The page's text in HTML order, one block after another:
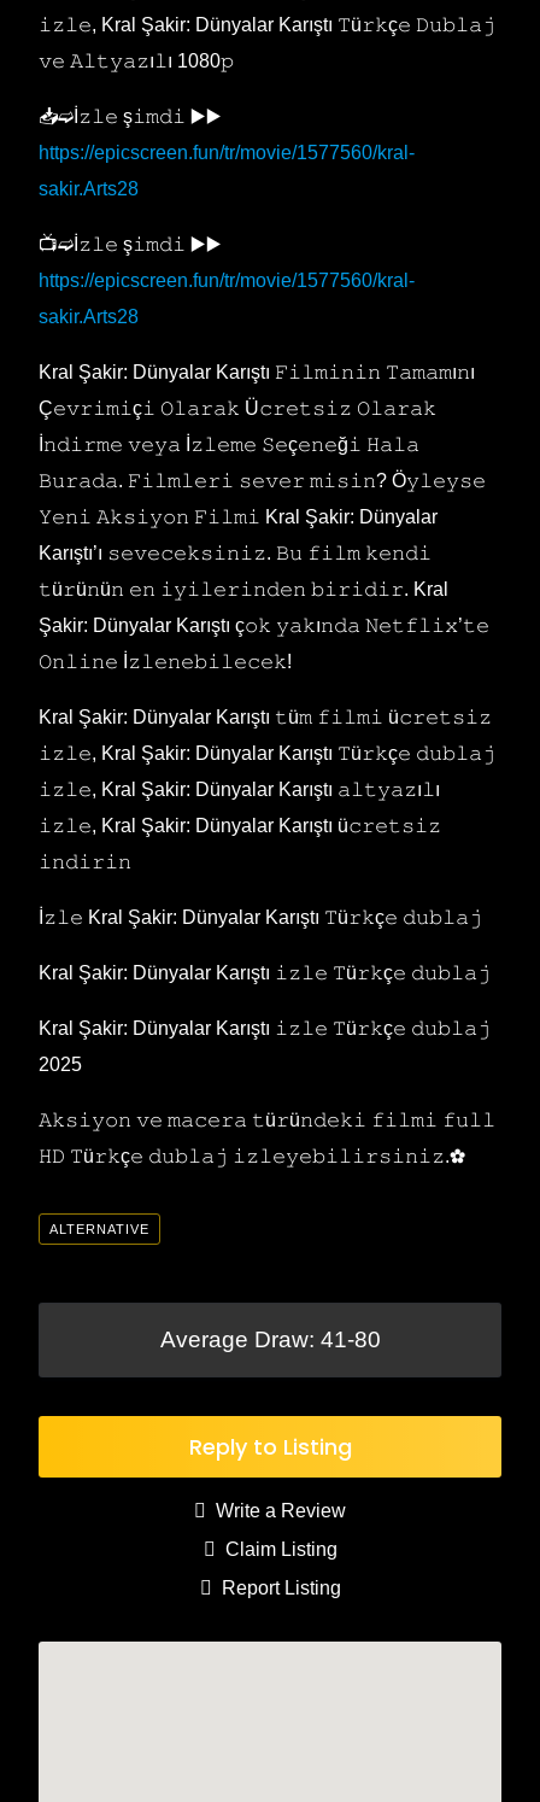
𝚒𝚣𝚕𝚎, Kral Şakir: Dünyalar Karıştı 𝚃ü𝚛𝚔ç𝚎 𝙳𝚞𝚋𝚕𝚊𝚓
𝚟𝚎 𝙰𝚕𝚝𝚢𝚊𝚣ı𝚕ı 1080𝚙
📥➫İ𝚣𝚕𝚎 ş𝚒𝚖𝚍𝚒 ▶️▶️
https://epicscreen.fun/tr/movie/1577560/kral-
sakir.Arts28
📺➫İ𝚣𝚕𝚎 ş𝚒𝚖𝚍𝚒 ▶️▶️
https://epicscreen.fun/tr/movie/1577560/kral-
sakir.Arts28
Kral Şakir: Dünyalar Karıştı 𝙵𝚒𝚕𝚖𝚒𝚗𝚒𝚗 𝚃𝚊𝚖𝚊𝚖ı𝚗ı
Ç𝚎𝚟𝚛𝚒𝚖𝚒ç𝚒 𝙾𝚕𝚊𝚛𝚊𝚔 Ü𝚌𝚛𝚎𝚝𝚜𝚒𝚣 𝙾𝚕𝚊𝚛𝚊𝚔
İ𝚗𝚍𝚒𝚛𝚖𝚎 𝚟𝚎𝚢𝚊 İ𝚣𝚕𝚎𝚖𝚎 𝚂𝚎ç𝚎𝚗𝚎ğ𝚒 𝙷𝚊𝚕𝚊
𝙱𝚞𝚛𝚊𝚍𝚊. 𝙵𝚒𝚕𝚖𝚕𝚎𝚛𝚒 𝚜𝚎𝚟𝚎𝚛 𝚖𝚒𝚜𝚒𝚗? Ö𝚢𝚕𝚎𝚢𝚜𝚎
𝚈𝚎𝚗𝚒 𝙰𝚔𝚜𝚒𝚢𝚘𝚗 𝙵𝚒𝚕𝚖𝚒 Kral Şakir: Dünyalar
Karıştı’ı 𝚜𝚎𝚟𝚎𝚌𝚎𝚔𝚜𝚒𝚗𝚒𝚣. 𝙱𝚞 𝚏𝚒𝚕𝚖 𝚔𝚎𝚗𝚍𝚒
𝚝ü𝚛ü𝚗ü𝚗 𝚎𝚗 𝚒𝚢𝚒𝚕𝚎𝚛𝚒𝚗𝚍𝚎𝚗 𝚋𝚒𝚛𝚒𝚍𝚒𝚛. Kral
Şakir: Dünyalar Karıştı ç𝚘𝚔 𝚢𝚊𝚔ı𝚗𝚍𝚊 𝙽𝚎𝚝𝚏𝚕𝚒𝚡’𝚝𝚎
𝙾𝚗𝚕𝚒𝚗𝚎 İ𝚣𝚕𝚎𝚗𝚎𝚋𝚒𝚕𝚎𝚌𝚎𝚔!
Kral Şakir: Dünyalar Karıştı 𝚝ü𝚖 𝚏𝚒𝚕𝚖𝚒 ü𝚌𝚛𝚎𝚝𝚜𝚒𝚣
𝚒𝚣𝚕𝚎, Kral Şakir: Dünyalar Karıştı 𝚃ü𝚛𝚔ç𝚎 𝚍𝚞𝚋𝚕𝚊𝚓
𝚒𝚣𝚕𝚎, Kral Şakir: Dünyalar Karıştı 𝚊𝚕𝚝𝚢𝚊𝚣ı𝚕ı
𝚒𝚣𝚕𝚎, Kral Şakir: Dünyalar Karıştı ü𝚌𝚛𝚎𝚝𝚜𝚒𝚣
𝚒𝚗𝚍𝚒𝚛𝚒𝚗
İ𝚣𝚕𝚎 Kral Şakir: Dünyalar Karıştı 𝚃ü𝚛𝚔ç𝚎 𝚍𝚞𝚋𝚕𝚊𝚓
Kral Şakir: Dünyalar Karıştı 𝚒𝚣𝚕𝚎 𝚃ü𝚛𝚔ç𝚎 𝚍𝚞𝚋𝚕𝚊𝚓
Kral Şakir: Dünyalar Karıştı 𝚒𝚣𝚕𝚎 𝚃ü𝚛𝚔ç𝚎 𝚍𝚞𝚋𝚕𝚊𝚓
2025
𝙰𝚔𝚜𝚒𝚢𝚘𝚗 𝚟𝚎 𝚖𝚊𝚌𝚎𝚛𝚊 𝚝ü𝚛ü𝚗𝚍𝚎𝚔𝚒 𝚏𝚒𝚕𝚖𝚒 𝚏𝚞𝚕𝚕
𝙷𝙳 𝚃ü𝚛𝚔ç𝚎 𝚍𝚞𝚋𝚕𝚊𝚓 𝚒𝚣𝚕𝚎𝚢𝚎𝚋𝚒𝚕𝚒𝚛𝚜𝚒𝚗𝚒𝚣.✿
ALTERNATIVE
Average Draw: 41-80
Reply to Listing
Write a Review
Claim Listing
Report Listing